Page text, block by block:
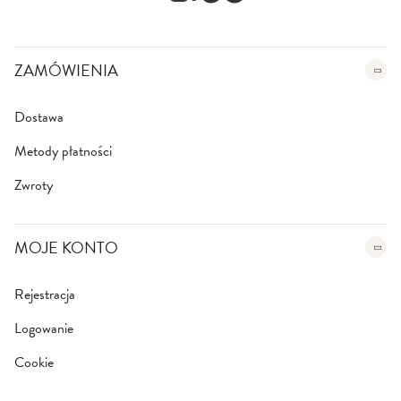
t
e
rZAMÓWIENIA
Dostawa
Metody płatności
Zwroty
MOJE KONTO
Rejestracja
Logowanie
Cookie